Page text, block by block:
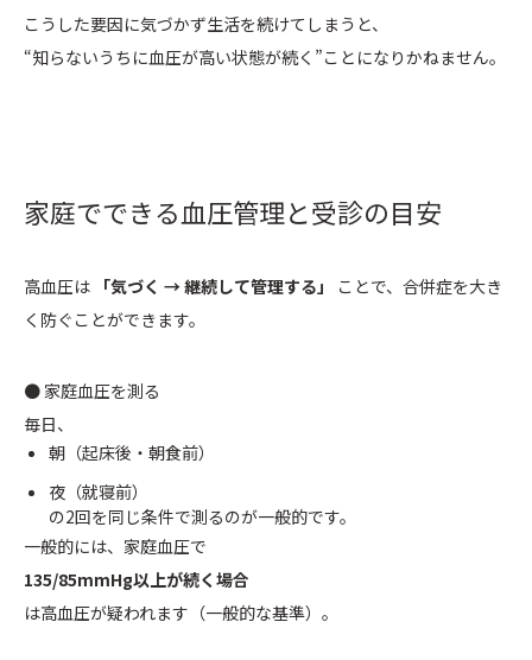
こうした要因に気づかず生活を続けてしまうと、
“知らないうちに血圧が高い状態が続く”ことになりかねません。
家庭でできる血圧管理と受診の目安
高血圧は 「気づく → 継続して管理する」
ことで、合併症を大き
く防ぐことができます。
● 家庭血圧を測る
毎日、
朝（起床後・朝食前）
夜（就寝前）
の2回を同じ条件で測るのが一般的です。
一般的には、家庭血圧で
135/85mmHg以上が続く場合
は高血圧が疑われます（一般的な基準）。